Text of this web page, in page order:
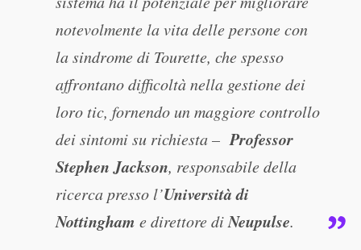
notevolmente la vita delle persone con
la sindrome di Tourette, che spesso
affrontano difficoltà nella gestione dei
loro tic, fornendo un maggiore controllo
dei sintomi su richiesta – Professor
Stephen Jackson, responsabile della
ricerca presso l’Università di
Nottingham e direttore diNeupulse.